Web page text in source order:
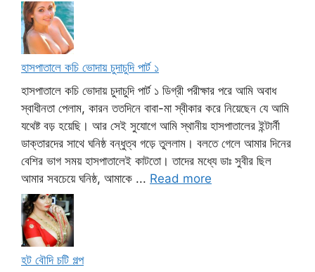
হাসপাতালে কচি ভোদায় চুদাচুদি পার্ট ১
হাসপাতালে কচি ভোদায় চুদাচুদি পার্ট ১ ডিগ্রী পরীক্ষার পরে আমি অবাধ
স্বাধীনতা পেলাম, কারন ততদিনে বাবা-মা স্বীকার করে নিয়েছেন যে আমি
যথেষ্ট বড় হয়েছি। আর সেই সুযোগে আমি স্থানীয় হাসপাতালের ইন্টার্নী
ডাক্তারদের সাথে ঘনিষ্ঠ বন্ধুত্ব গড়ে তুললাম। বলতে গেলে আমার দিনের
বেশির ভাগ সময় হাসপাতালেই কাটতো। তাদের মধ্যে ডাঃ সুবীর ছিল
আমার সবচেয়ে ঘনিষ্ঠ, আমাকে ... Read more
হট বৌদি চটি গল্প